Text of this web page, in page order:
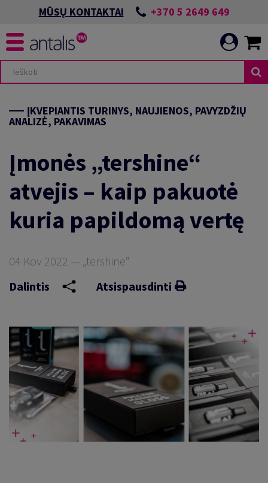
MŪSŲ KONTAKTAI +370 5 2649 649
ĮKVEPIANTIS TURINYS, NAUJIENOS, PAVYZDŽIŲ
ANALIZĖ, PAKAVIMAS
Įmonės „tershine“
atvejis – kaip pakuotė
kuria papildomą vertę
04 Kov 2022 — „tershine“
Dalintis
Atsispausdinti